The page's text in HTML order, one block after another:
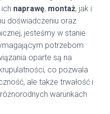
naprawę, montaż, jak i
doświadczeniu oraz
jesteśmy w stanie
potrzebom
oparte są na
co pozwala
ale także trwałość i
warunkach